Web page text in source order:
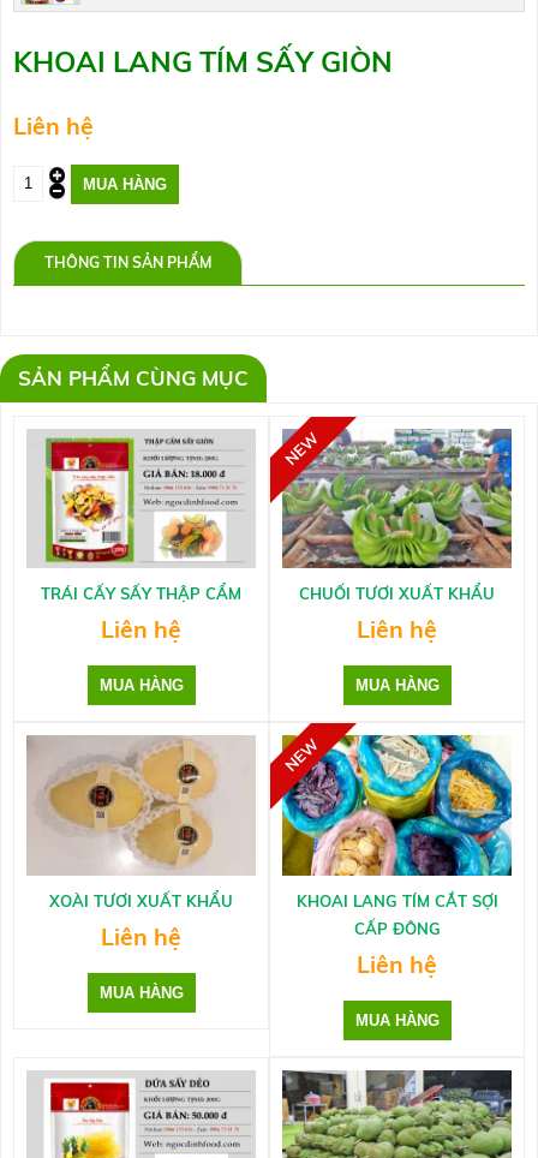
KHOAI LANG TÍM SẤY GIÒN
Liên hệ
THÔNG TIN SẢN PHẨM
SẢN PHẨM CÙNG MỤC
TRÁI CẤY SẤY THẬP CẨM
Liên hệ
CHUỐI TƯƠI XUẤT KHẨU
Liên hệ
XOÀI TƯƠI XUẤT KHẨU
Liên hệ
KHOAI LANG TÍM CẮT SỢI
CẤP ĐÔNG
Liên hệ